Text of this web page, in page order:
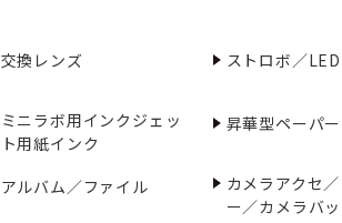
交換レンズ ストロボ／
ミニラボ用インクジェッ
ト用紙インク
昇華型ペーパー
アルバム／ファイル
カメラアクセ
ー／カメラバ